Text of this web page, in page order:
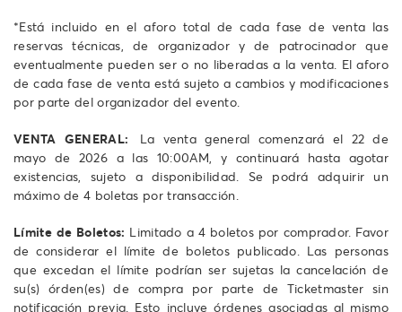
*Está incluido en el aforo total de cada fase de venta las
reservas técnicas, de organizador y de patrocinador que
eventualmente pueden ser o no liberadas a la venta. El aforo
de cada fase de venta está sujeto a cambios y modificaciones
por parte del organizador del evento.
VENTA GENERAL: La venta general comenzará el 22 de
mayo de 2026 a las 10:00AM, y continuará hasta agotar
existencias, sujeto a disponibilidad. Se podrá adquirir un
máximo de 4 boletas por transacción.
Límite de Boletos: Limitado a 4 boletos por comprador. Favor
de considerar el límite de boletos publicado. Las personas
que excedan el límite podrían ser sujetas la cancelación de
su(s) órden(es) de compra por parte de Ticketmaster sin
notificación previa. Esto incluye órdenes asociadas al mismo